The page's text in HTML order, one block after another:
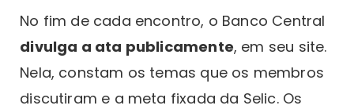
No fim de cada encontro, o Banco Central
divulga a ata publicamente, em seu site.
Nela, constam os temas que os membros
discutiram e a meta fixada da Selic. Os